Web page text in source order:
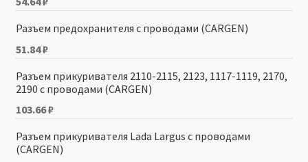
Разъем предохранителя с проводами (CARGEN)
51.84₽
Разъем прикуривателя 2110-2115, 2123, 1117-1119, 2170,
2190 с проводами (CARGEN)
103.66₽
Разъем прикуривателя Lada Largus с проводами
(CARGEN)